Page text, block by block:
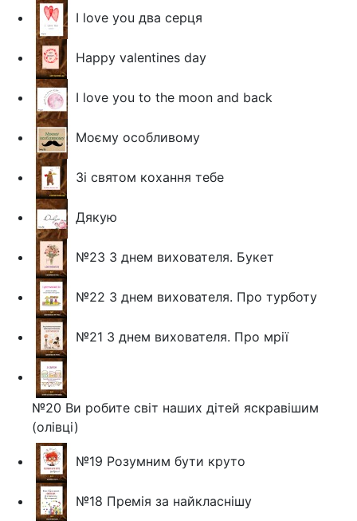
I love you два серця
Happy valentines day
I love you to the moon and back
Моєму особливому
Зі святом кохання тебе
Дякую
№23 З днем вихователя. Букет
№22 З днем вихователя. Про турботу
№21 З днем вихователя. Про мрії
№20 Ви робите світ наших дітей яскравішим
(олівці)
№19 Розумним бути круто
№18 Премія за найкласнішу